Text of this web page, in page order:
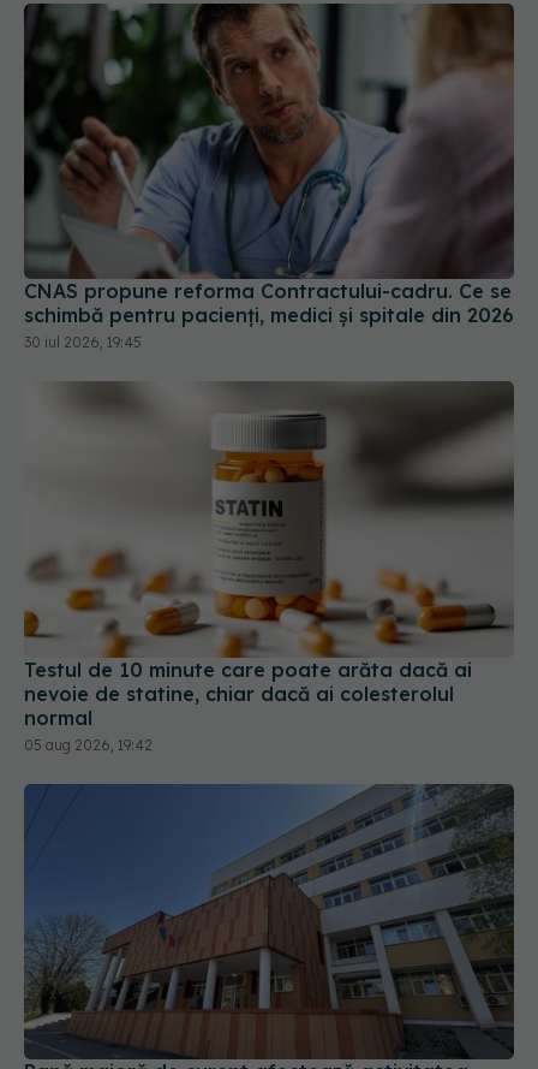
CNAS propune reforma Contractului-cadru. Ce se
schimbă pentru pacienți, medici și spitale din 2026
30 iul 2026, 19:45
Testul de 10 minute care poate arăta dacă ai
nevoie de statine, chiar dacă ai colesterolul
normal
05 aug 2026, 19:42